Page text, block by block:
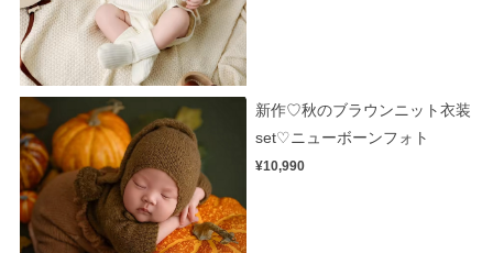
新作♡秋のブラウンニット衣装
set♡ニューボーンフォト
¥10,990